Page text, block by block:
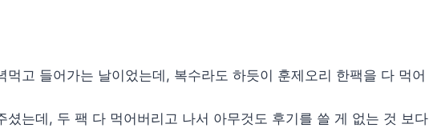
고 들어가는 날이었는데, 복수라도 하듯이 훈제오리 한팩을 다 먹어
셨는데, 두 팩 다 먹어버리고 나서 아무것도 후기를 쓸 게 없는 것 보다